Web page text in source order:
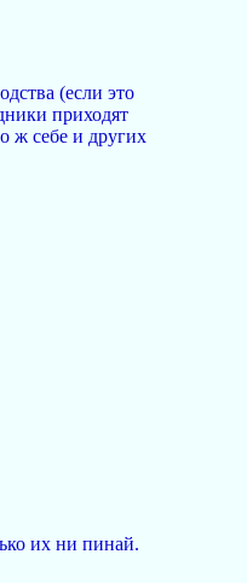
(если это
приходят
ж себе и других
их ни пинай.